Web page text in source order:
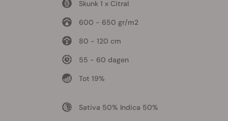
Skunk 1 x Citral
600 - 650 gr/m2
80 - 120 cm
55 - 60 dagen
Tot 19%
Sativa 50% Indica 50%